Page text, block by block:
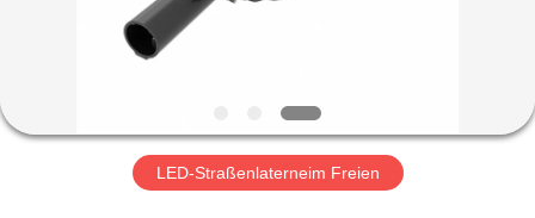
UNS
LED-Straßenlaterneim Freien